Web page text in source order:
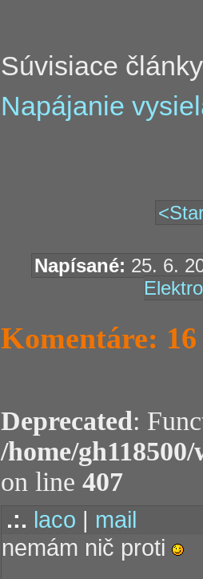
Súvisiace
Napájanie
Napísané: 25. 6.
Komentáre: 16
Deprecated:
/home/
on line 407
.:. laco | mail
nemám nič proti